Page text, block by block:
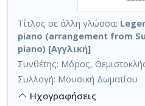
Τίτλος σε άλλη γλώσσα:
piano (arrangement from
piano) [Αγγλική]
Συνθέτης: Μόρος,
Συλλογή: Μουσική Δωματίου
Ηχογραφήσεις